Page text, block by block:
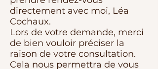
directement avec moi, Léa
Cochaux.
Lors de votre demande, merci
de bien vouloir préciser la
raison de votre consultation.
Cela nous permettra de vous